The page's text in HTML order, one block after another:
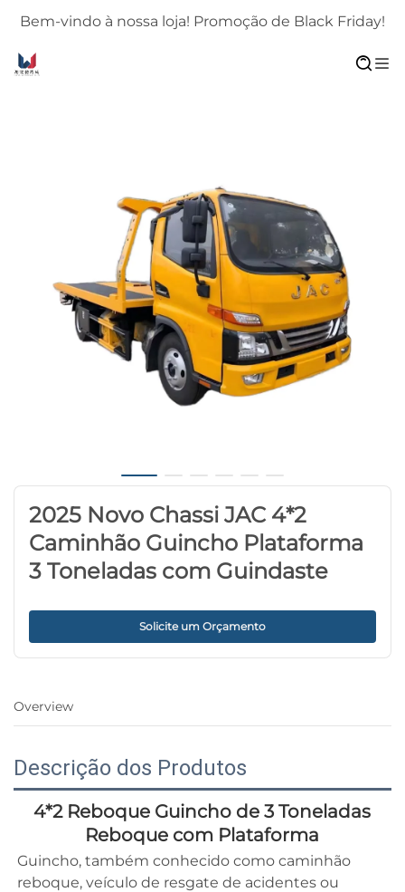
Bem-vindo à nossa loja! Promoção de Black Friday!
2025 Novo Chassi JAC 4*2
Caminhão Guincho Plataforma
3 Toneladas com Guindaste
Solicite um Orçamento
Overview
Descrição dos Produtos
4*2 Reboque Guincho de 3 Toneladas
Reboque com Plataforma
Guincho, também conhecido como caminhão
reboque, veículo de resgate de acidentes ou